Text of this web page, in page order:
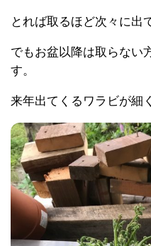
とれば取るほど次々に出
でもお盆以降は取らない
す。
来年出てくるワラビが細